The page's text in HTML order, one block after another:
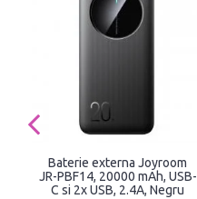
Baterie externa Joyroom
JR-PBF14, 20000 mAh, USB-
C si 2x USB, 2.4A, Negru